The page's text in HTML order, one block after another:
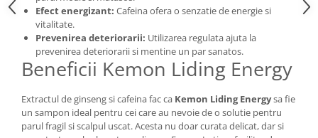
Efect energizant: Cafeina ofera o senzatie de energie si
vitalitate.
Prevenirea deteriorarii: Utilizarea regulata ajuta la
prevenirea deteriorarii si mentine un par sanatos.
Beneficii Kemon Liding Energy
Extractul de ginseng si cafeina fac ca Kemon Liding Energysa fie
un sampon ideal pentru cei care au nevoie de o solutie pentru
parul fragil si scalpul uscat. Acesta nu doar curata delicat, dar si